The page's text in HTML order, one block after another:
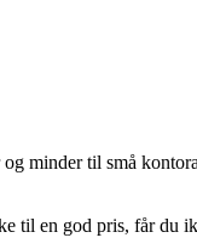
minder til små
til en god pris, får du